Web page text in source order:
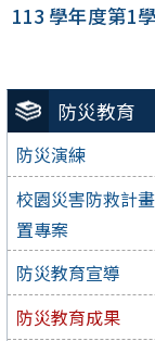
防災教育
防災演練
校園災害防救計
置專案
防災教育宣導
防災教育成果
113 學年度第1